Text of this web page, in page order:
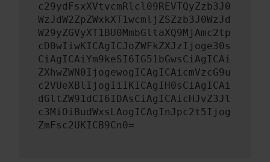
c29ydFsxXVtvcmRlcl09REVTQyZzb3J0
WzJdW2ZpZWxkXT1wcmljZSZzb3J0WzJd
W29yZGVyXT1BU0MmbGltaXQ9MjAmc2tp
cD0wIiwKICAgICJoZWFkZXJzIjoge30s
CiAgICAiYm9keSI6IG51bGwsCiAgICAi
ZXhwZWN0IjogewogICAgICAicmVzcG9u
c2VUeXBlIjogIiIKICAgIH0sCiAgICAi
dGltZW91dCI6IDAsCiAgICAicHJvZ3Jl
c3MiOiBudWxsLAogICAgInJpc2t5Ijog
ZmFsc2UKICB9Cn0=